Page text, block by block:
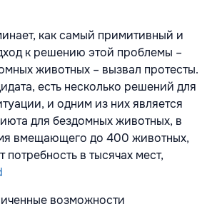
как самый примитивный и
к решению этой проблемы –
животных – вызвал протесты.
есть несколько решений для
и одним из них является
для бездомных животных, в
вмещающего до 400 животных,
потребность в тысячах мест,
возможности